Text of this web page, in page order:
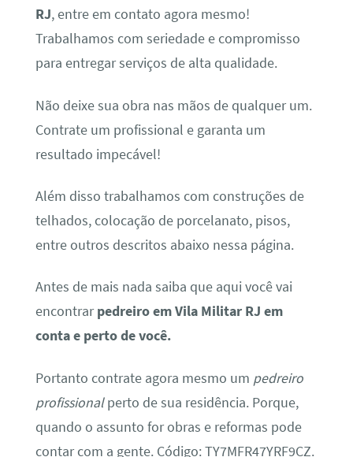
RJ, entre em contato agora mesmo!
Trabalhamos com seriedade e compromisso
para entregar serviços de alta qualidade.
Não deixe sua obra nas mãos de qualquer um.
Contrate um profissional e garanta um
resultado impecável!
Além disso trabalhamos com construções de
telhados, colocação de porcelanato, pisos,
entre outros descritos abaixo nessa página.
Antes de mais nada saiba que aqui você vai
encontrarpedreiro em Vila Militar RJ em
conta e perto de você.
Portanto contrate agora mesmo um pedreiro
profissionalperto de sua residência. Porque,
quando o assunto for obras e reformas pode
contar com a gente. Código: TY7MFR47YRF9CZ.